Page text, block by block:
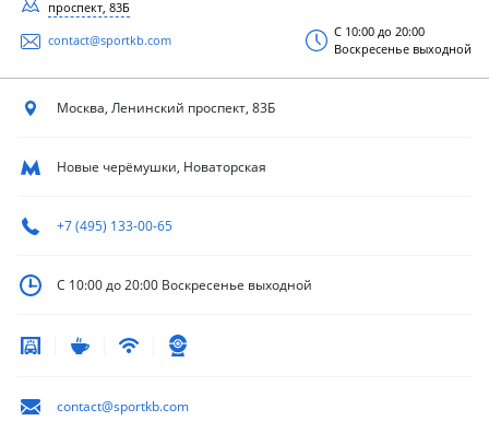
проспект, 83Б
contact@sportkb.com
С 10:00 до 20:00
Воскресенье выходной
Москва, Ленинский проспект, 83Б
Новые черёмушки, Новаторская
+7 (495) 133-00-65
С 10:00 до 20:00 Воскресенье выходной
contact@sportkb.com